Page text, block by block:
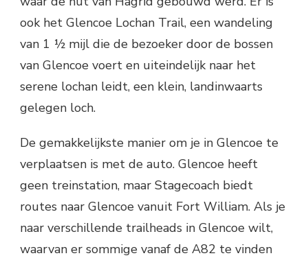
ook het Glencoe Lochan Trail, een wandeling
van 1 ½ mijl die de bezoeker door de bossen
van Glencoe voert en uiteindelijk naar het
serene lochan leidt, een klein, landinwaarts
gelegen loch.
De gemakkelijkste manier om je in Glencoe te
verplaatsen is met de auto. Glencoe heeft
geen treinstation, maar Stagecoach biedt
routes naar Glencoe vanuit Fort William. Als je
naar verschillende trailheads in Glencoe wilt,
waarvan er sommige vanaf de A82 te vinden